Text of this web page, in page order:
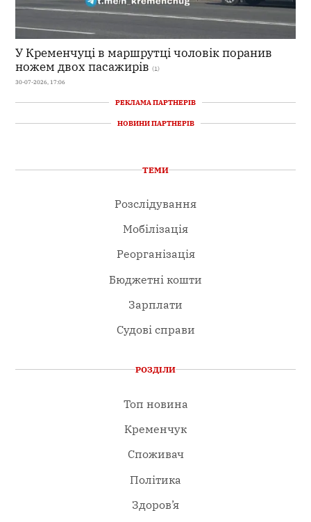
У Кременчуці в маршрутці чоловік поранив
ножем двох пасажирів (1)
30-07-2026, 17:06
РЕКЛАМА ПАРТНЕРІВ
НОВИНИ ПАРТНЕРІВ
ТЕМИ
Розслідування
Мобілізація
Реорганізація
Бюджетні кошти
Зарплати
Судові справи
РОЗДІЛИ
Топ новина
Кременчук
Споживач
Політика
Здоров’я